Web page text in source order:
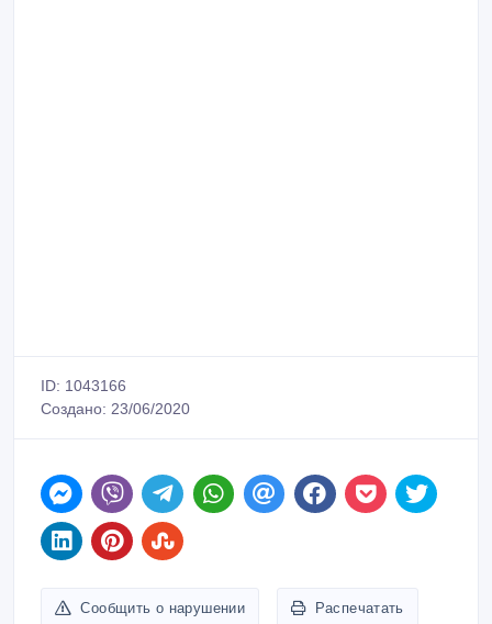
ID: 1043166
Создано: 23/06/2020
Сообщить о нарушении Распечатать